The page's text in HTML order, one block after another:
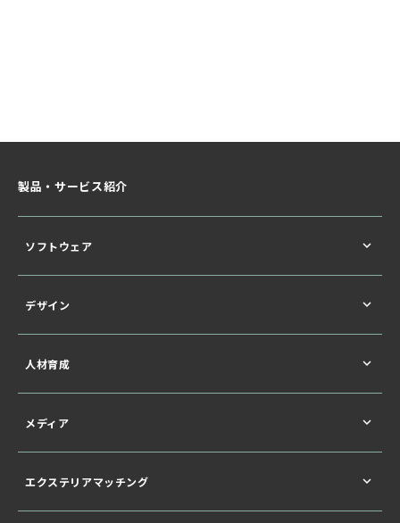
製品・サービス紹介
ソフトウェア
デザイン
人材育成
メディア
エクステリアマッチング